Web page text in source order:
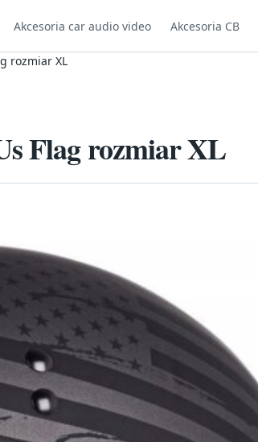
Akcesoria car audio video Akcesoria CB
rozmiar XL
Flag rozmiar XL